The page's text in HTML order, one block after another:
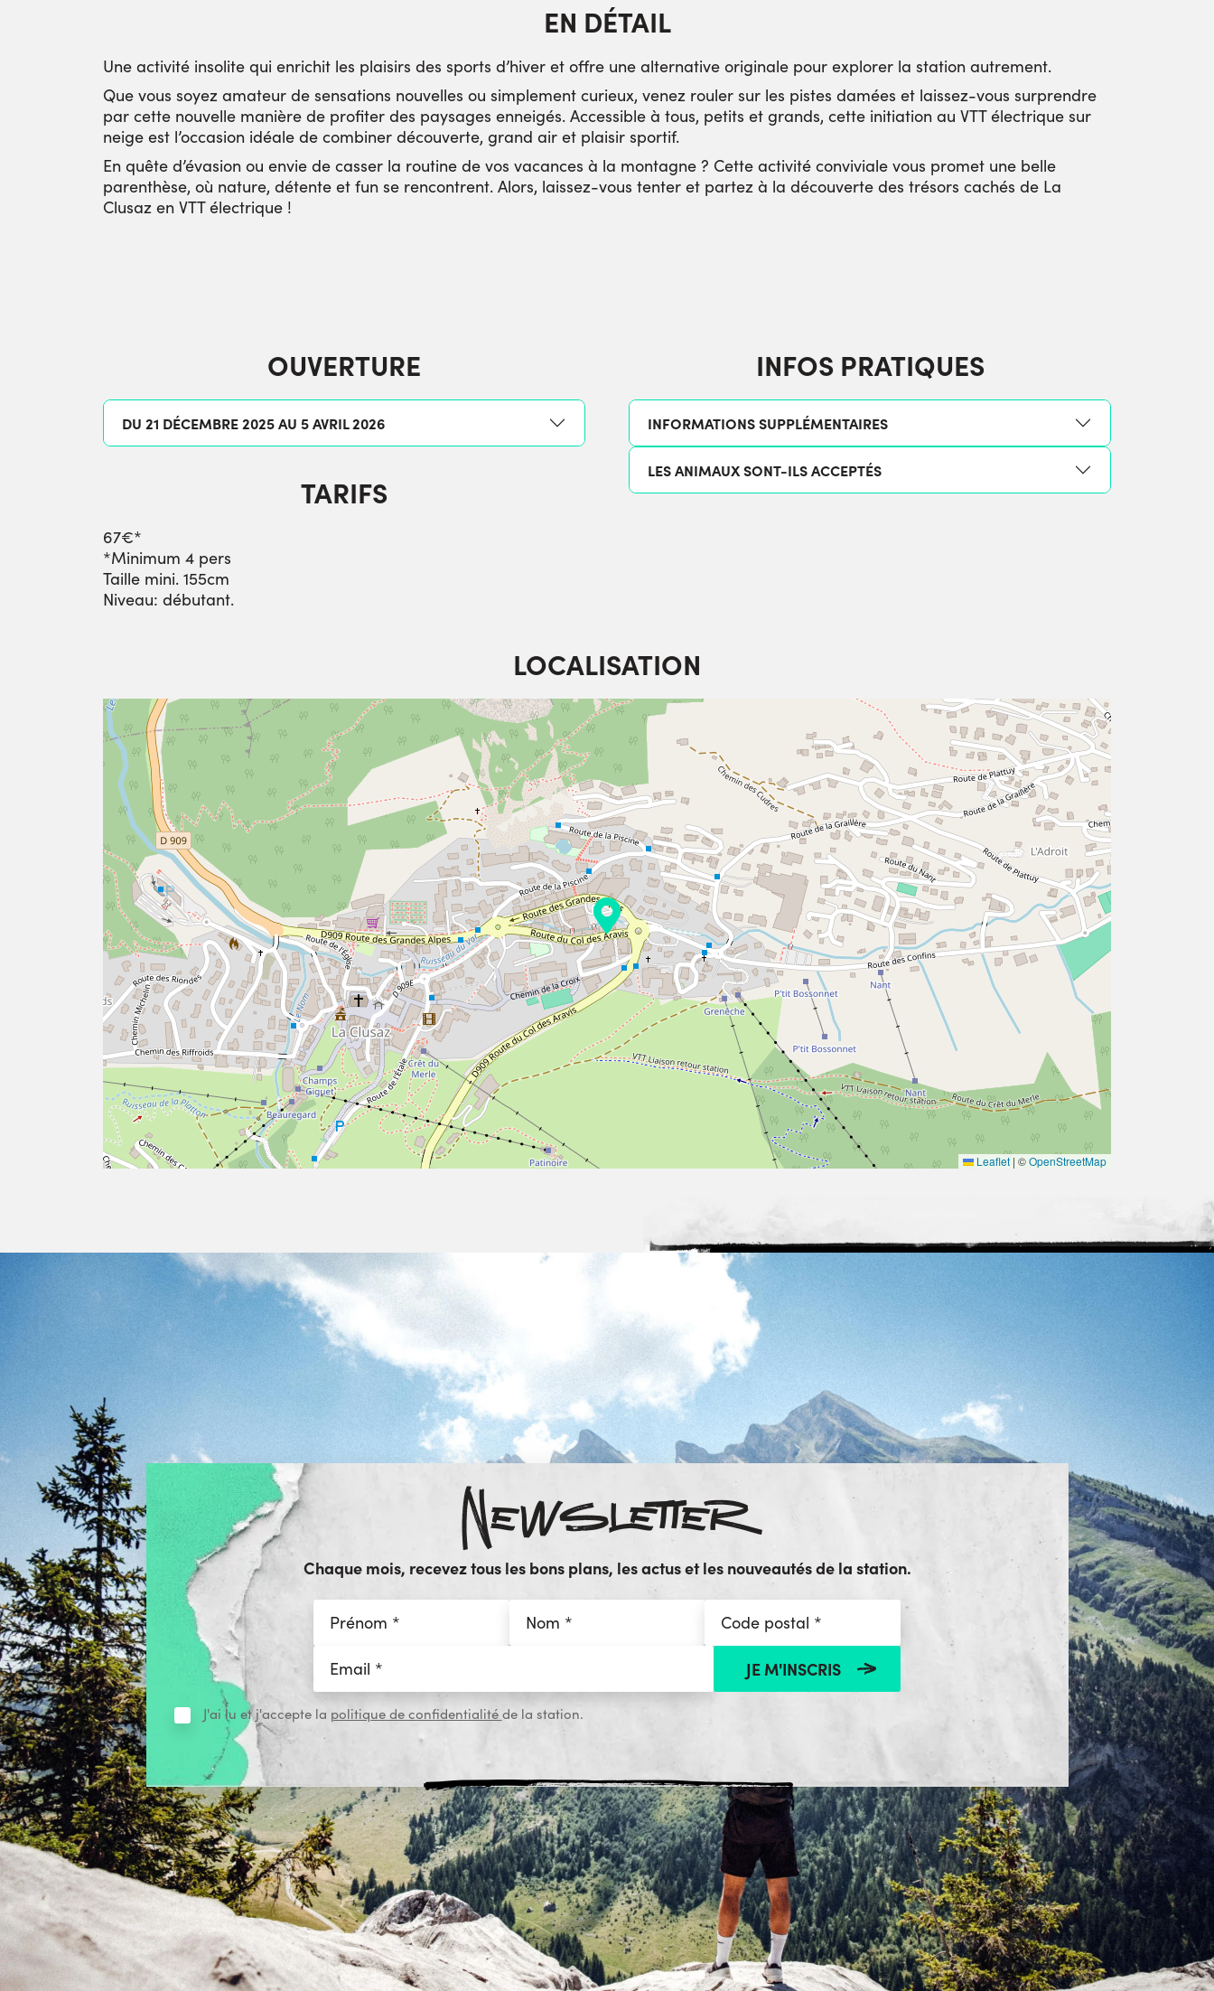
EN DÉTAIL
Une activité insolite qui enrichit les plaisirs des sports d’hiver et offre une alternative originale pour explorer la station autrement.
Que vous soyez amateur de sensations nouvelles ou simplement curieux, venez rouler sur les pistes damées et laissez-vous surprendre
par cette nouvelle manière de profiter des paysages enneigés. Accessible à tous, petits et grands, cette initiation au VTT électrique sur
neige est l’occasion idéale de combiner découverte, grand air et plaisir sportif.
En quête d’évasion ou envie de casser la routine de vos vacances à la montagne ? Cette activité conviviale vous promet une belle
parenthèse, où nature, détente et fun se rencontrent. Alors, laissez-vous tenter et partez à la découverte des trésors cachés de La
Clusaz en VTT électrique !
OUVERTURE
DU 21 DÉCEMBRE 2025 AU 5 AVRIL 2026
TARIFS
67€*
*Minimum 4 pers
Taille mini. 155cm
Niveau: débutant.
INFOS PRATIQUES
INFORMATIONS SUPPLÉMENTAIRES
LES ANIMAUX SONT-ILS ACCEPTÉS
LOCALISATION
Leaflet | ©OpenStreetMap
Newsletter
Chaque mois, recevez tous les bons plans, les actus et les nouveautés de la station.
J'ai lu et j'accepte la politique de confidentialité de la station.